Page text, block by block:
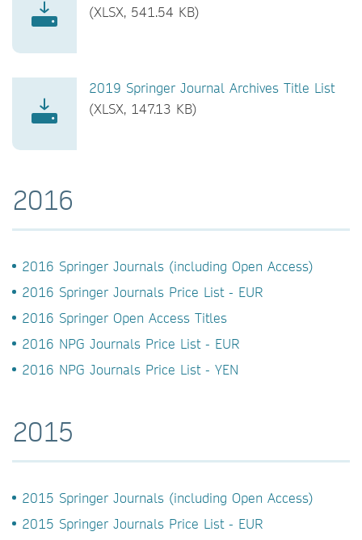
(XLSX, 541.54 KB)
2019 Springer Journal Archives Title List
(XLSX, 147.13 KB)
2016
2016 Springer Journals (including Open Access)
2016 Springer Journals Price List - EUR
2016 Springer Open Access Titles
2016 NPG Journals Price List - EUR
2016 NPG Journals Price List - YEN
2015
2015 Springer Journals (including Open Access)
2015 Springer Journals Price List - EUR